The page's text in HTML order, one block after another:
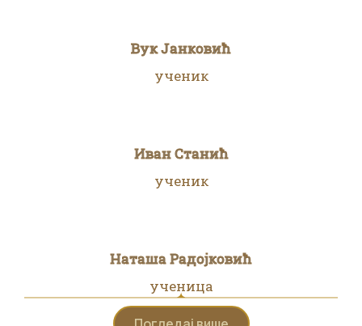
Вук Јанковић
ученик
Иван Станић
ученик
Наташа Радојковић
ученица